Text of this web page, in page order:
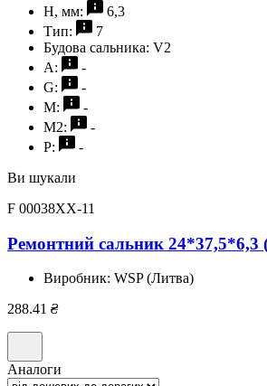
H, мм:
6,3
Тип:
7
Будова сальника: V2
A:
-
G:
-
M:
-
M2:
-
P:
-
Ви шукали
F 00038XX-11
Ремонтний сальник 24*37,5*6,3
Виробник: WSP (Литва)
288.41 ₴
Аналоги